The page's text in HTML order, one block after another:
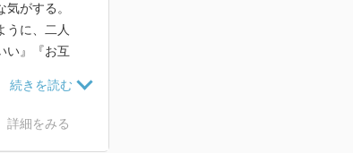
がする。
うに、二人
い』『お互
っき期待
自分が言
詳細をみる